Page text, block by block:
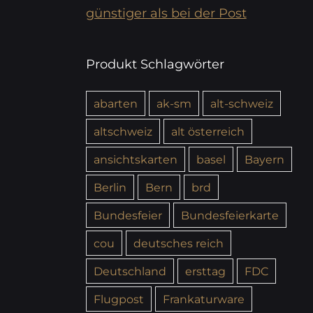
günstiger als bei der Post
Produkt Schlagwörter
abarten ak-sm
alt-schweiz
altschweiz
alt österreich
ansichtskarten
basel
Bayern
Berlin
Bern
brd
Bundesfeier
Bundesfeierkarte
cou
deutsches reich
Deutschland
ersttag
FDC
Flugpost
Frankaturware